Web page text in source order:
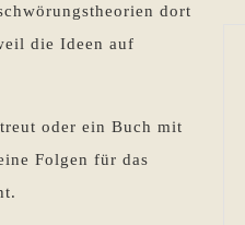
dort
die Ideen auf
oder ein Buch mit
Folgen für das